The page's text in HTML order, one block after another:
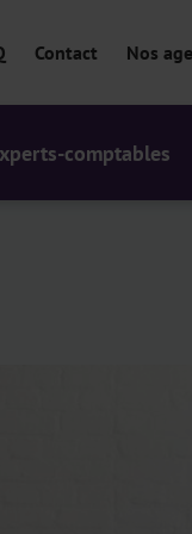
Contact Nos
comptables